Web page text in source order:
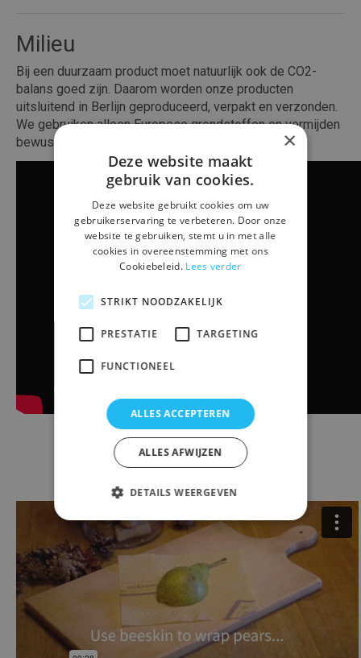
Milieu
Bij een duurzaam product moet natuurlijk ook de CO2-
balans goed zijn. Daarom worden onze producten
uitsluitend in Berlijn geproduceerd, verpakt en verzonden.
We gebruiken alleen Europese grondstoffen en vermijden
bewust goedkopere alternatieven.
×
Deze website maakt
gebruik van cookies.
Deze website gebruikt cookies om uw
gebruikerservaring te verbeteren. Door onze
website te gebruiken, stemt u in met alle
cookies in overeenstemming met ons
Cookiebeleid. Lees verder
STRIKT NOODZAKELIJK
PRESTATIE TARGETING
FUNCTIONEEL
ALLES ACCEPTEREN
ALLES AFWIJZEN
DETAILS WEERGEVEN